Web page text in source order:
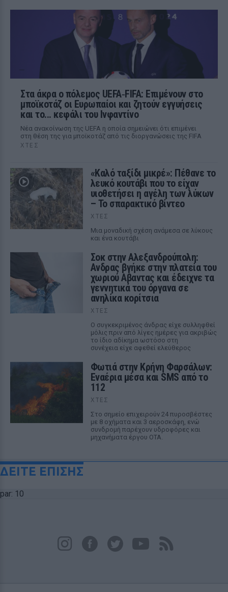
Στα άκρα ο πόλεμος UEFA‑FIFA: Επιμένουν στο
μποϊκοτάζ οι Ευρωπαίοι και ζητούν εγγυήσεις
και το... κεφάλι του Ινφαντίνο
Νέα ανακοίνωση της UEFA η οποία σημειώνει ότι επιμένει
στη θέση της για μποϊκοτάζ από τις διοργανώσεις της FIFA
ΧΤΕΣ
«Καλό ταξίδι μικρέ»: Πέθανε το
λευκό κουτάβι που το είχαν
υιοθετήσει η αγέλη των λύκων
– Το σπαρακτικό βίντεο
ΧΤΕΣ
Μια μοναδική σχέση ανάμεσα σε λύκους
και ένα κουτάβι
Σοκ στην Αλεξανδρούπολη:
Ανδρας βγήκε στην πλατεία του
χωριού Αβαντας και έδειχνε τα
γεννητικά του όργανα σε
ανηλίκα κορίτσια
ΧΤΕΣ
Ο συγκεκριμένος άνδρας είχε συλληφθεί
μόλις πριν από λίγες ημέρες για ακριβώς
το ίδιο αδίκημα ωστόσο στη
συνέχεια είχε αφεθεί ελεύθερος
Φωτιά στην Κρήνη Φαρσάλων:
Εναέρια μέσα και SMS από το
112
ΧΤΕΣ
Στο σημείο επιχειρούν 24 πυροσβέστες
με 8 οχήματα και 3 αεροσκάφη, ενώ
συνδρομή παρέχουν υδροφόρες και
μηχανήματα έργου ΟΤΑ.
ΔΕΙΤΕ ΕΠΙΣΗΣ
par: 10